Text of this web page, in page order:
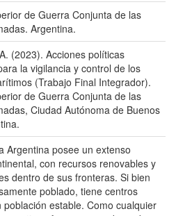
de Guerra Conjunta de las
Argentina.
(2023). Acciones políticas
la vigilancia y control de los
(Trabajo Final Integrador).
de Guerra Conjunta de las
Ciudad Autónoma de Buenos
Argentina posee un extenso
con recursos renovables y
dentro de sus fronteras. Si bien
poblado, tiene centros
población estable. Como cualquier